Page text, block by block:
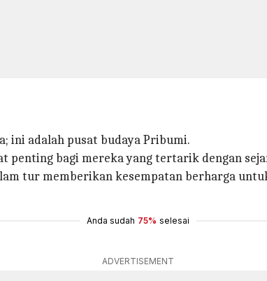
ini adalah pusat budaya Pribumi.
penting bagi mereka yang tertarik dengan
tur memberikan kesempatan berharga
Anda sudah 75% selesai
ADVERTISEMENT